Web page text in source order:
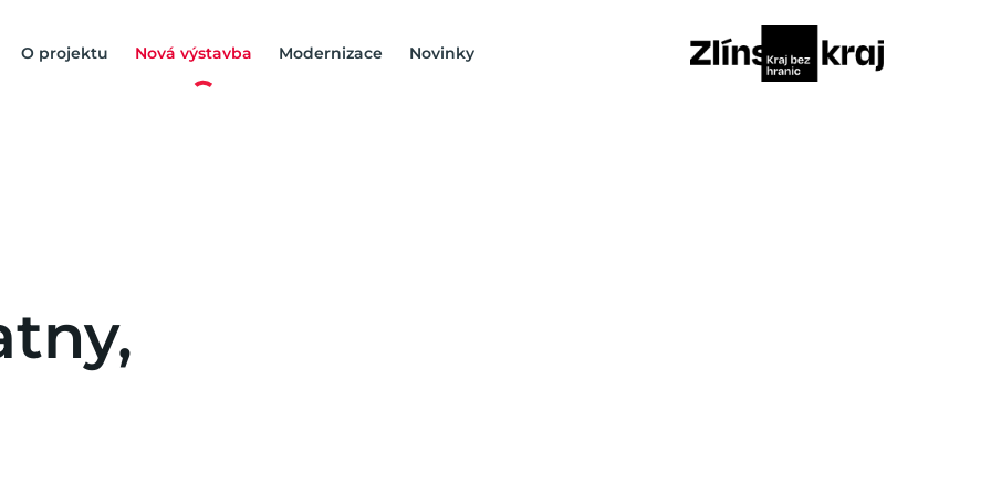
O projektu Nová výstavba Modernizace Novinky
tny,